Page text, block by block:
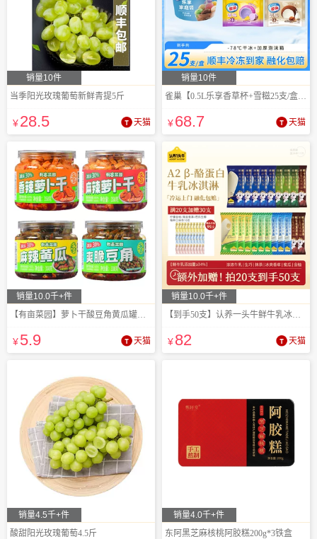
销量10件
当季阳光玫瑰葡萄新鲜青提5斤
¥28.5 天猫
销量10件
雀巢【0.5L乐享香草杯+雪糍25支/盒雪糕】
¥68.7 天猫
销量10.0千+件
【有亩菜园】萝卜干酸豆角黄瓜罐装358克
¥5.9 天猫
销量10.0千+件
【到手50支】认养一头牛鲜牛乳冰淇淋
¥82 天猫
销量4.5千+件
酸甜阳光玫瑰葡萄4.5斤
销量4.0千+件
东阿黑芝麻核桃阿胶糕200g*3铁盒